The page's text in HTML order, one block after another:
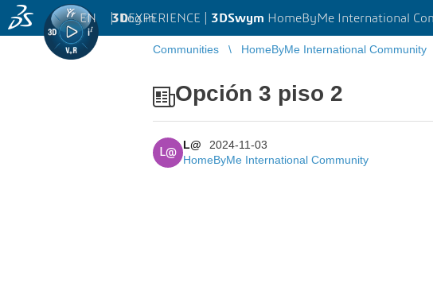
3DEXPERIENCE | 3DSwym HomeByMe International
EN | Log in
Communities HomeByMe International Community
Opción 3 piso 2
L@
L@
2024-11-03
HomeByMe International Community